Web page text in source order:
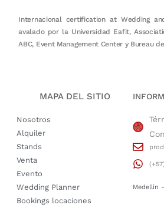
Internacional certification at Wedding
avalado por la Universidad Eafit,
ABC, Event Management Center y Bureau
MAPA DEL SITIO
Nosotros
Alquiler
Stands
Venta
Evento
Wedding Planner
Bookings locaciones
Medellin